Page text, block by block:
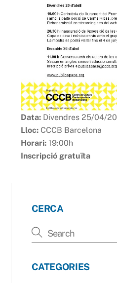
Data: Divendres 25/04/
Lloc: CCCB Barcelona
Horari:19:00h
Inscripció gratuïta
CERCA
CATEGORIES